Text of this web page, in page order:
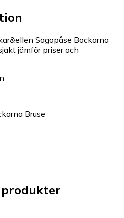
Sagopåse Bockarna
jämför priser och
Bruse